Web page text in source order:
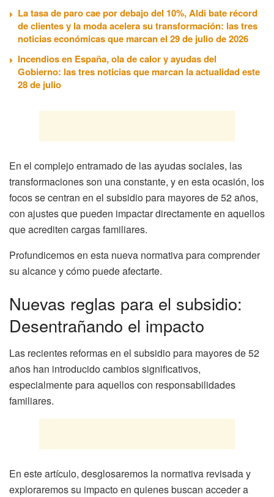
La tasa de paro cae por debajo del 10%, Aldi bate récord
de clientes y la moda acelera su transformación: las tres
noticias económicas que marcan el 29 de julio de 2026
Incendios en España, ola de calor y ayudas del
Gobierno: las tres noticias que marcan la actualidad este
28 de julio
En el complejo entramado de las ayudas sociales, las
transformaciones son una constante, y en esta ocasión, los
focos se centran en el subsidio para mayores de 52 años,
con ajustes que pueden impactar directamente en aquellos
que acrediten cargas familiares.
Profundicemos en esta nueva normativa para comprender
su alcance y cómo puede afectarte.
Nuevas reglas para el subsidio:
Desentrañando el impacto
Las recientes reformas en el subsidio para mayores de 52
años han introducido cambios significativos,
especialmente para aquellos con responsabilidades
familiares.
En este artículo, desglosaremos la normativa revisada y
exploraremos su impacto en quienes buscan acceder a